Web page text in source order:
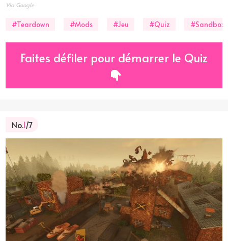
Via Google
#Teardown #Mods #Jeu #Quiz #Sandbox
Faites défiler pour démarrer le Quiz
No.1/7